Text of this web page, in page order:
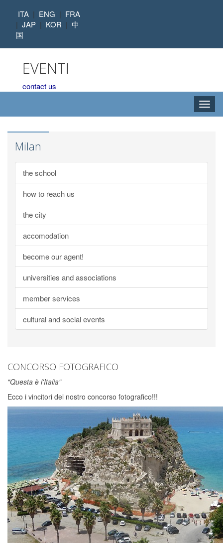
ITA | ENG | FRA
| JAP | KOR | 中
国
EVENTI
contact us
Milan
the school
how to reach us
the city
accomodation
become our agent!
universities and associations
member services
cultural and social events
CONCORSO FOTOGRAFICO
"Questa è l'Italia"
Ecco i vincitori del nostro concorso fotografico!!!